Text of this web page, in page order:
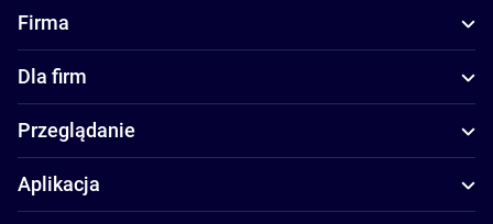
Firma
Dla firm
Przeglądanie
Aplikacja